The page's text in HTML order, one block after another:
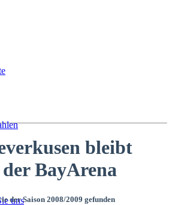
uns
bleibt
BayArena
der Saison 2008/2009 gefunden